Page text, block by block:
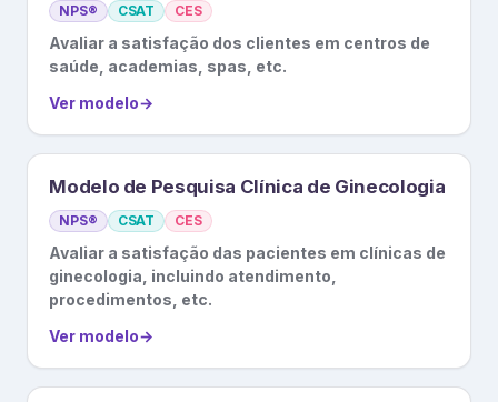
NPS® CSAT CES
Avaliar a satisfação dos clientes em centros de
saúde, academias, spas, etc.
Ver modelo→
Modelo de Pesquisa Clínica de Ginecologia
NPS® CSAT CES
Avaliar a satisfação das pacientes em clínicas de
ginecologia, incluindo atendimento,
procedimentos, etc.
Ver modelo→